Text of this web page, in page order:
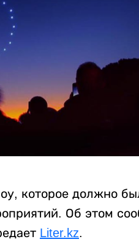
которое должно
Об этом
Liter.kz.